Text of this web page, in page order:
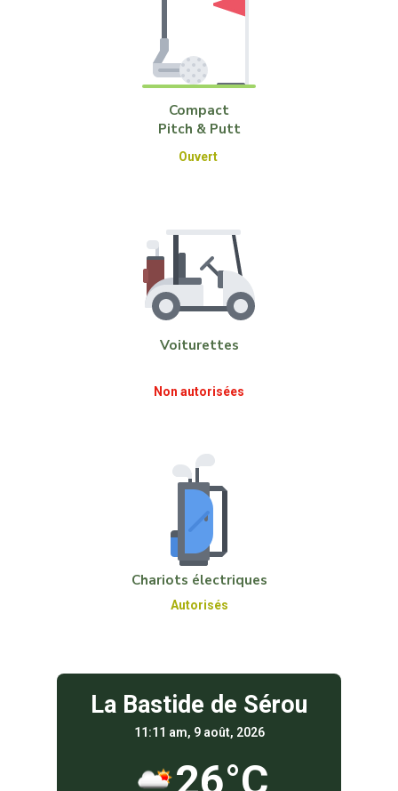
Compact
Pitch & Putt
Ouvert
Voiturettes
Non autorisées
Chariots électriques
Autorisés
La Bastide de Sérou
11:11 am, 9 août, 2026
26°C